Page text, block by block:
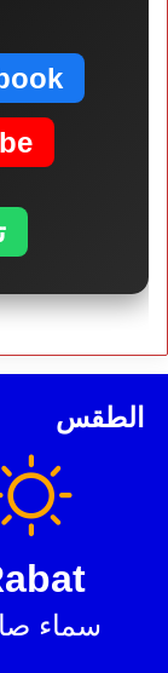
الطقس
سماء